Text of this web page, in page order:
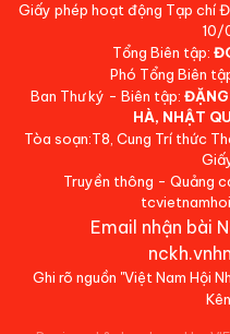
Giấy phép hoạt động Tạp chí
10/
Tổng Biên tập:
Phó Tổng Biên
Ban Thư ký - Biên tập:
HÀ, NHẬT
Tòa soạn:T8, Cung Trí thức
Truyền thông - Quảng
Email nhận bài
Ghi rõ nguồn "Việt Nam Hội